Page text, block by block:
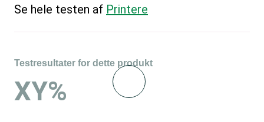
Se hele testen af Printere
Testresultater for dette produkt
XY%